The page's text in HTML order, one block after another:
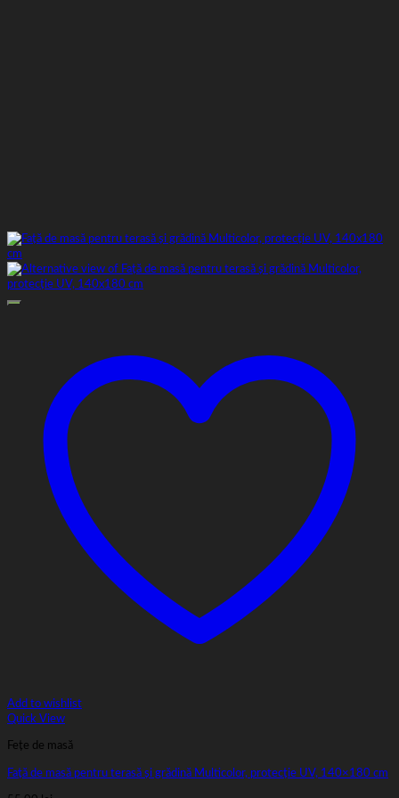
Add to wishlist
Quick View
Fețe de masă
Față de masă pentru terasă și grădină Multicolor, protecție UV, 140×180 cm